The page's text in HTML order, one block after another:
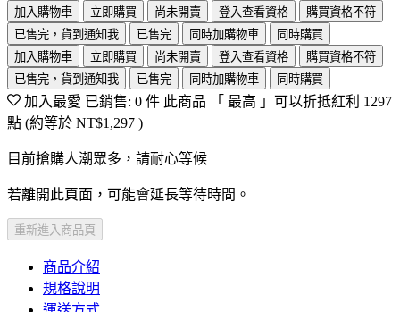
加入購物車 立即購買 尚未開賣 登入查看資格
購買資格不符
已售完，貨到通知我
已售完 同時加購物車
同時購買
加入購物車
立即購買 尚未開賣 登入查看資格
購買資格不符
已售完，貨到通知我
已售完 同時加購物車 同時購買
加入最愛 已銷售: 0 件 此商品 「 最高 」可以折抵紅利 1297
點 (約等於 NT$1,297 )
目前搶購人潮眾多，請耐心等候
若離開此頁面，可能會延長等待時間。
重新進入商品頁
商品介紹
規格說明